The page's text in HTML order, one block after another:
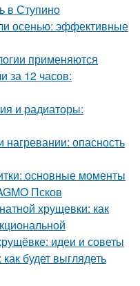
в Ступино
осенью: эффективные
применяются
за 12 часов:
и радиаторы:
нагревании: опасность
основные моменты
Псков
хрущевки: как
идеи и советы
будет выглядеть